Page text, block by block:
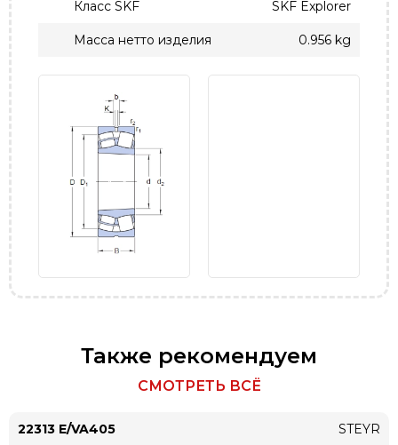
Класс SKF SKF Explorer
Масса нетто изделия 0.956 kg
Также рекомендуем
СМОТРЕТЬ ВСЁ
22313 E/VA405 STEYR